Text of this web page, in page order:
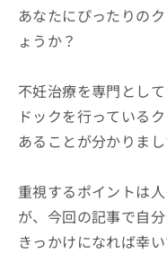
あなたにぴったりの
ょうか？
不妊治療を専門とし
ドックを行っている
あることが分かりまし
重視するポイントは
が、今回の記事で自
きっかけになれば幸い